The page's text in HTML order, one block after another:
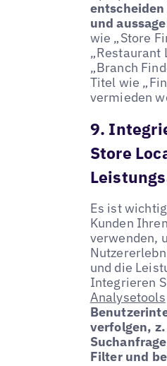
und
wie „Store
„Restaurant
„Branch
Titel wie
vermieden
9.
Store
Es ist
Kunden
verwenden,
und die
Integrieren
Analysetools
verfolgen,
Filter und